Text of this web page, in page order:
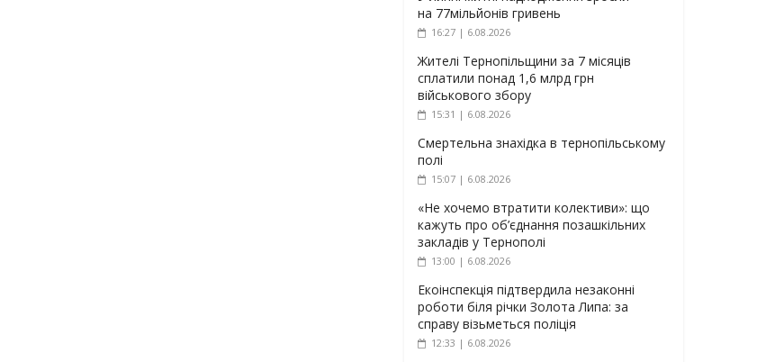
на 77мільйонів гривень
16:27 | 6.08.2026
Жителі Тернопільщини за 7 місяців
сплатили понад 1,6 млрд грн
військового збору
15:31 | 6.08.2026
Смертельна знахідка в тернопільському
полі
15:07 | 6.08.2026
«Не хочемо втратити колективи»: що
кажуть про об’єднання позашкільних
закладів у Тернополі
13:00 | 6.08.2026
Екоінспекція підтвердила незаконні
роботи біля річки Золота Липа: за
справу візьметься поліція
12:33 | 6.08.2026